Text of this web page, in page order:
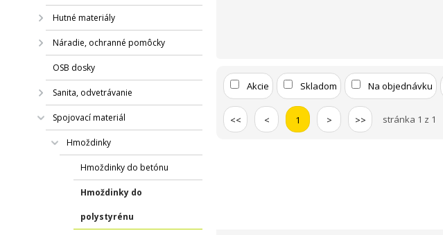
Hutné materiály
Náradie, ochranné pomôcky
OSB dosky
Sanita, odvetrávanie
Spojovací materiál
Hmoždinky
Hmoždinky do betónu
Hmoždinky do
polystyrénu
Akcie Skladom Na objednávku
<< < 1 > >> stránka 1 z 1